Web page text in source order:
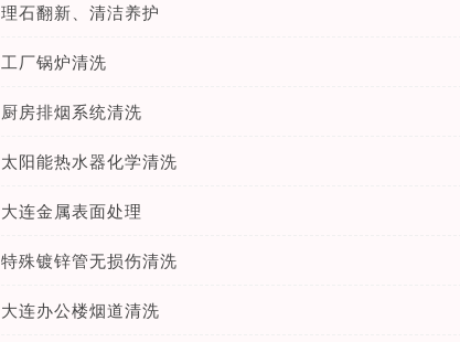
理石翻新、清洁养护
工厂锅炉清洗
厨房排烟系统清洗
太阳能热水器化学清洗
大连金属表面处理
特殊镀锌管无损伤清洗
大连办公楼烟道清洗